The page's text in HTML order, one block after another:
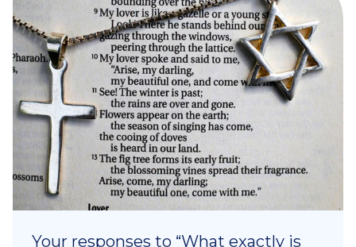
Your responses to “What exactly is